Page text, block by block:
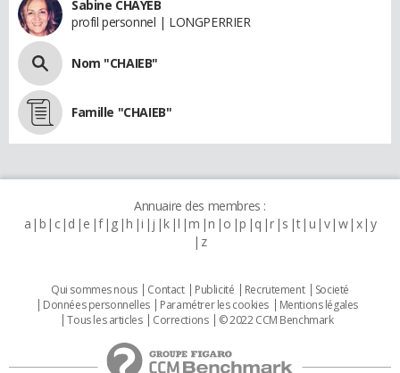
Sabine CHAYEB
profil personnel | LONGPERRIER
Nom "CHAIEB"
Famille "CHAIEB"
Annuaire des membres :
a b c d e f g h i j k l m n o p q r s t u v w x y
z
Qui sommes nous Contact Publicité Recrutement
Societé
Données personnelles
Paramétrer les cookies
Mentions légales
Tous les articles
Corrections © 2022 CCM Benchmark